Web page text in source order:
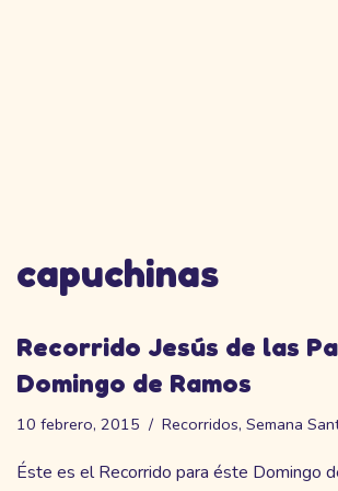
capuchinas
Recorrido Jesús de las
Domingo de Ramos
10 febrero, 2015 Recorridos, Semana
Éste es el Recorrido para éste Domingo